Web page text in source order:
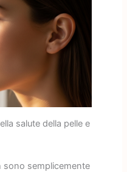
salute della pelle e
sono semplicemente